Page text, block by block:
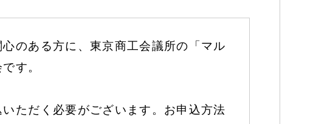
のある方に、東京商工会議所の「マル
す。
ただく必要がございます。お申込方法